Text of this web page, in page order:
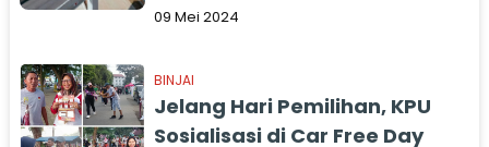
09 Mei 2024
BINJAI
Jelang Hari Pemilihan, KPU
Sosialisasi di Car Free Day